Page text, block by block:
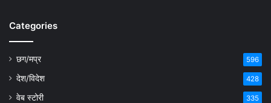
Categories
छग/मप्र 596
देश/विदेश 428
वेब स्टोरी 335